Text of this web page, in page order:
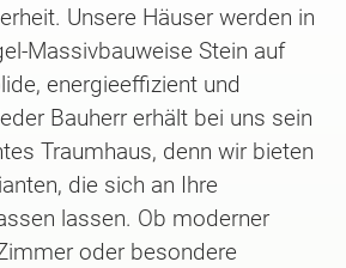
Unsere Häuser werden in
Massivbauweise Stein auf
energieeffizient und
Bauherr erhält bei uns sein
Traumhaus, denn wir bieten
die sich an Ihre
lassen. Ob moderner
oder besondere